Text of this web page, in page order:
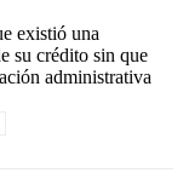
existió una
su crédito sin que
administrativa